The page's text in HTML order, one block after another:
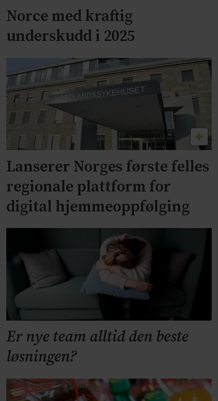
Norce med kraftig
underskudd i 2025
Lanserer Norges første felles
regionale plattform for
digital hjemmeoppfølging
Er nye team alltid den beste
løsningen?